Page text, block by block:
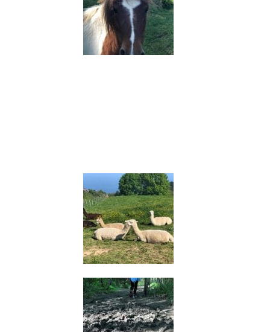
Comme pour la plupart des
randonnées au Pays- Basque, vous
rencontrerez des animaux comme
des chevaux, des chèvres, des
vaches, des brebis mais quand
vous arriverez vers Orio vous
croiserezdes lamas!